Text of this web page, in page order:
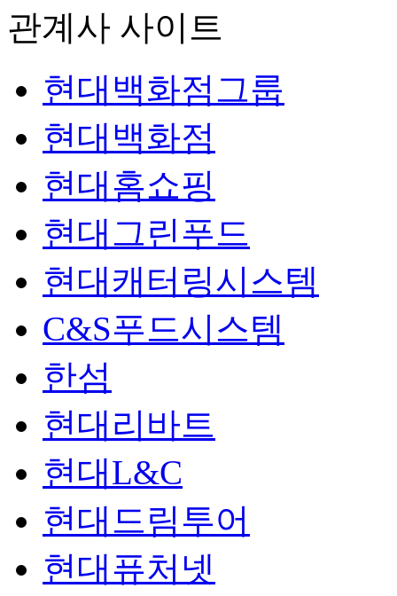
관계사 사이트
현대백화점그룹
현대백화점
현대홈쇼핑
현대그린푸드
현대캐터링시스템
C&S푸드시스템
한섬
현대리바트
현대L&C
현대드림투어
현대퓨처넷